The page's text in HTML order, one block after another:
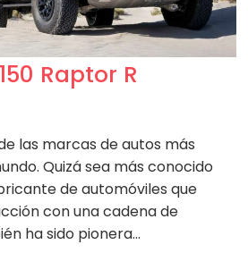
Raptor R
las marcas de autos más
Quizá sea más conocido
de automóviles que
con una cadena de
ha sido pionera…